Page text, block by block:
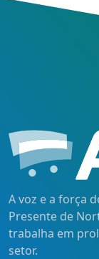
A voz e a força
Presente de
trabalha em
setor.